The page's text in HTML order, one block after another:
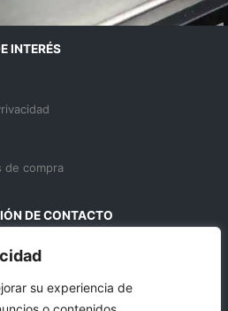
su experiencia de
INTERÉS
de compra
DE CONTACTO
435
España